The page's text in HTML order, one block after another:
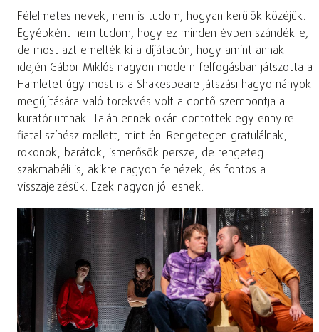
Félelmetes nevek, nem is tudom, hogyan kerülök közéjük.
Egyébként nem tudom, hogy ez minden évben szándék-e,
de most azt emelték ki a díjátadón, hogy amint annak
idején Gábor Miklós nagyon modern felfogásban játszotta a
Hamletet úgy most is a Shakespeare játszási hagyományok
megújítására való törekvés volt a döntő szempontja a
kuratóriumnak. Talán ennek okán döntöttek egy ennyire
fiatal színész mellett, mint én. Rengetegen gratulálnak,
rokonok, barátok, ismerősök persze, de rengeteg
szakmabéli is, akikre nagyon felnézek, és fontos a
visszajelzésük. Ezek nagyon jól esnek.